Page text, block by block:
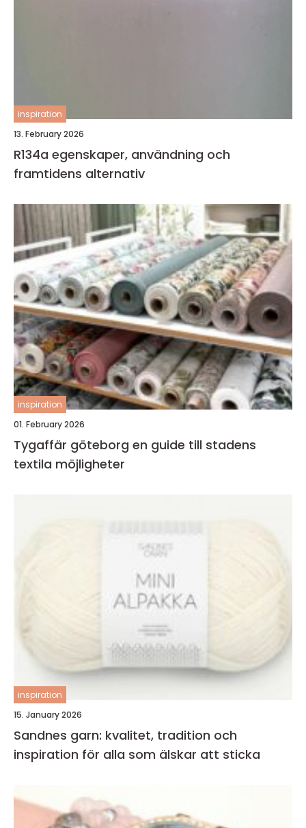
inspiration
13. February 2026
R134a egenskaper, användning och
framtidens alternativ
inspiration
01. February 2026
Tygaffär göteborg en guide till stadens
textila möjligheter
inspiration
15. January 2026
Sandnes garn: kvalitet, tradition och
inspiration för alla som älskar att sticka